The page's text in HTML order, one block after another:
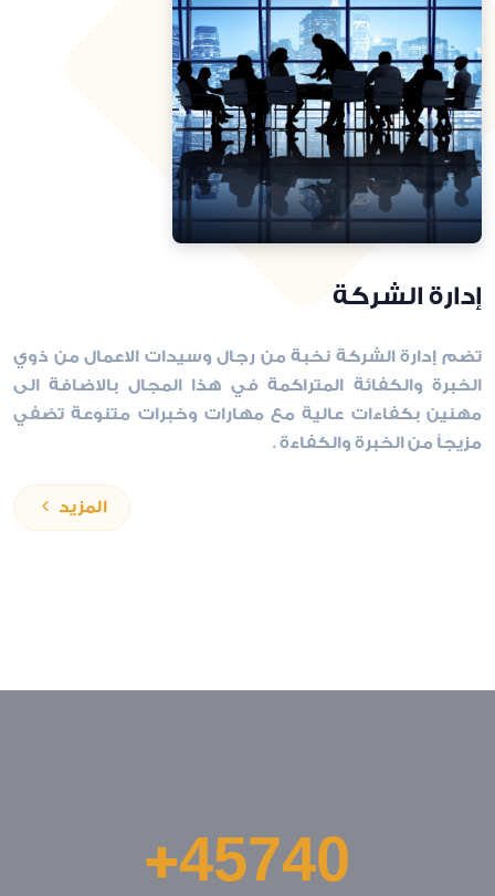
إدارة الشركة
تضم إدارة الشركة نخبة من رجال وسيدات الاعمال من ذوي
الخبرة والكفائة المتراكمة في هذا المجال بالاضافة الى
مهنين بكفاءات عالية مع مهارات وخبرات متنوعة تضفي
مزيجاً من الخبرة والكفاءة .
المزيد
47780
+